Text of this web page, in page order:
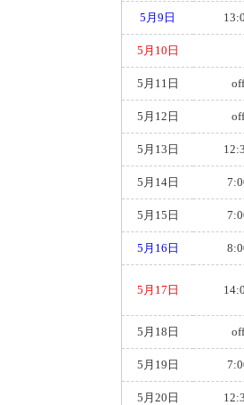
5月9日
5月10日
5月11日 off
5月12日 off
5月13日
5月14日
5月15日
5月16日
5月17日
5月18日 off
5月19日
5月20日